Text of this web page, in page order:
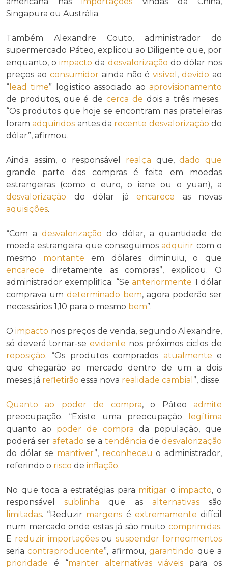
Singapura ou Austrália.
Também Alexandre Couto, administrador do
supermercado Páteo, explicou ao Diligente que, por
enquanto, oimpacto da desvalorização do dólar nos
preços ao consumidorainda não évisível ,devido ao
“ lead time” logístico associado aoaprovisionamento
de produtos, que é de cerca de dois a três meses.
“Os produtos que hoje se encontram nas prateleiras
foramadquiridos antes da recente desvalorização do
dólar”, afirmou.
Ainda assim, o responsável realça que,dado que
grande parte das compras é feita em moedas
estrangeiras (como o euro, o iene ou o yuan), a
desvalorização do dólar já encarece as novas
aquisições.
“Com adesvalorização do dólar, a quantidade de
moeda estrangeira que conseguimosadquirir com o
mesmo montante em dólares diminuiu, o que
encarece diretamente as compras”, explicou. O
administrador exemplifica: “Seanteriormente 1 dólar
comprava um determinado bem, agora poderão ser
necessários 1,10 para o mesmo bem”.
Oimpacto nos preços de venda, segundo Alexandre,
só deverá tornar-se evidente nos próximos ciclos de
reposição. “Os produtos comprados atualmente e
que chegarão ao mercado dentro de um a dois
meses já refletirão essa nova realidade cambial ”, disse.
Quanto ao poder de compra, o Páteoadmite
preocupação. “Existe uma preocupação
legítima
quanto ao poder de compra da população, que
poderá ser afetado se a tendência de desvalorização
do dólar se mantiver”, reconheceu o administrador,
referindo o risco de inflação.
No que toca a estratégias para mitigar oimpacto, o
responsávelsublinha que as alternativassão
limitadas. “Reduzir margens é extremamente difícil
num mercado onde estas já são muito comprimidas.
E reduzir importaçõesoususpender fornecimentos
seriacontraproducente”, afirmou,garantindo que a
prioridade é “manter alternativas viáveis para os